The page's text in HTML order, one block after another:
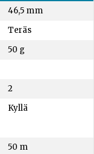
46,5 mm
Teräs
50 g
2
Kyllä
50 m